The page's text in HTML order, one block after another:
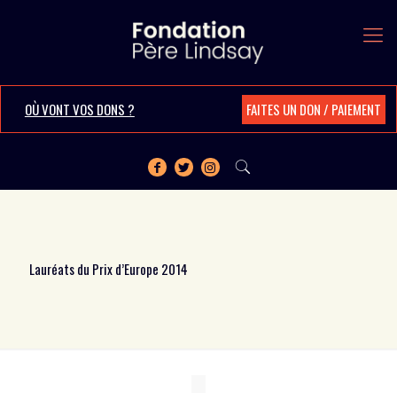
OÙ VONT VOS DONS ? FAITES UN DON / PAIEMENT
Lauréats du Prix d’Europe 2014